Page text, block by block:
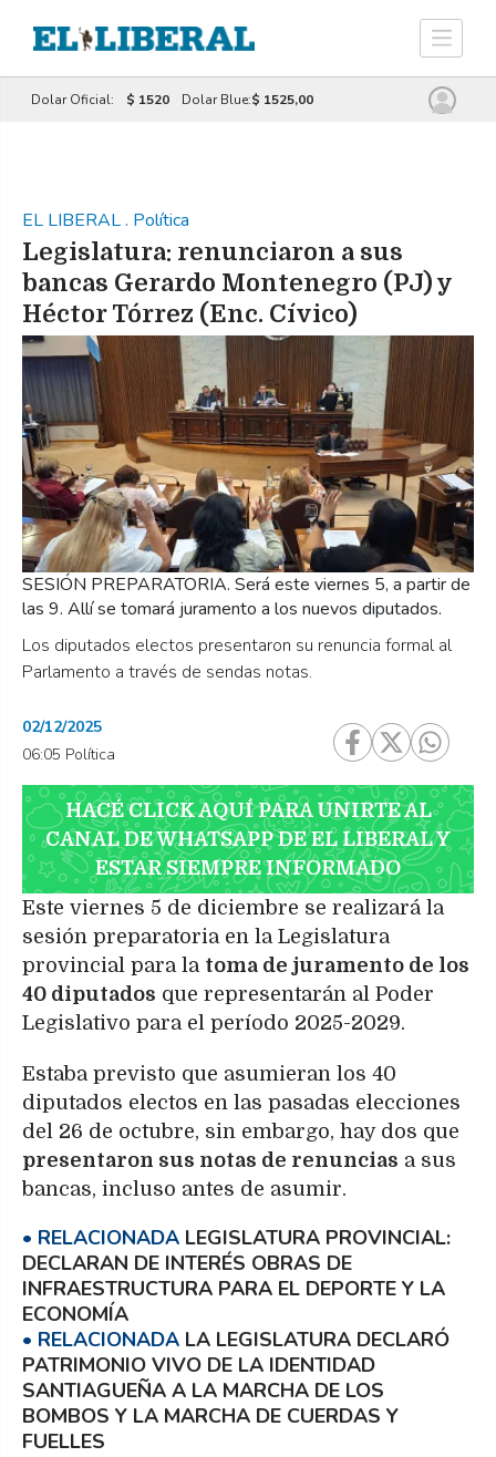
Dolar Oficial: $ 1520 Dolar Blue:$ 1525,00
EL LIBERAL. Política
Legislatura: renunciaron a sus
bancas Gerardo Montenegro (PJ) y
Héctor Tórrez (Enc. Cívico)
Los diputados electos presentaron su renuncia formal al
Parlamento a través de sendas notas.
SESIÓN PREPARATORIA. Será este viernes 5, a partir de
las 9. Allí se tomará juramento a los nuevos diputados.
02/12/2025
06:05 Política
HACÉ CLICK AQUÍ PARA UNIRTE AL
CANAL DE WHATSAPP DE EL LIBERAL Y
ESTAR SIEMPRE INFORMADO
Este viernes 5 de diciembre se realizará la
sesión preparatoria en la Legislatura
provincial para la toma de juramento de los
40 diputados que representarán al Poder
Legislativo para el período 2025-2029.
Estaba previsto que asumieran los 40
diputados electos en las pasadas elecciones
del 26 de octubre, sin embargo, hay dos que
presentaron sus notas de renuncias a sus
bancas, incluso antes de asumir.
LEGISLATURA PROVINCIAL:
DECLARAN DE INTERÉS OBRAS DE
INFRAESTRUCTURA PARA EL DEPORTE Y LA
ECONOMÍA
LA LEGISLATURA DECLARÓ
PATRIMONIO VIVO DE LA IDENTIDAD
SANTIAGUEÑA A LA MARCHA DE LOS
BOMBOS Y LA MARCHA DE CUERDAS Y
FUELLES